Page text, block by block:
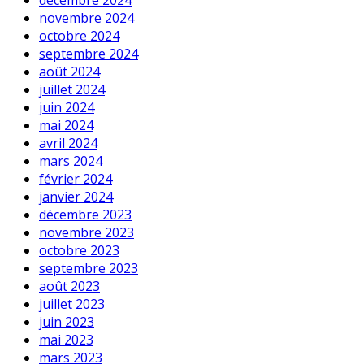
novembre 2024
octobre 2024
septembre 2024
août 2024
juillet 2024
juin 2024
mai 2024
avril 2024
mars 2024
février 2024
janvier 2024
décembre 2023
novembre 2023
octobre 2023
septembre 2023
août 2023
juillet 2023
juin 2023
mai 2023
mars 2023